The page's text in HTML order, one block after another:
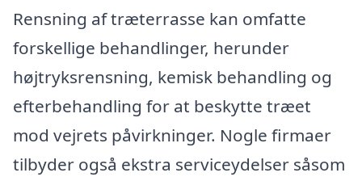
Rensning af træterrasse kan omfatte
forskellige behandlinger, herunder
højtryksrensning, kemisk behandling og
efterbehandling for at beskytte træet
mod vejrets påvirkninger. Nogle firmaer
tilbyder også ekstra serviceydelser såsom